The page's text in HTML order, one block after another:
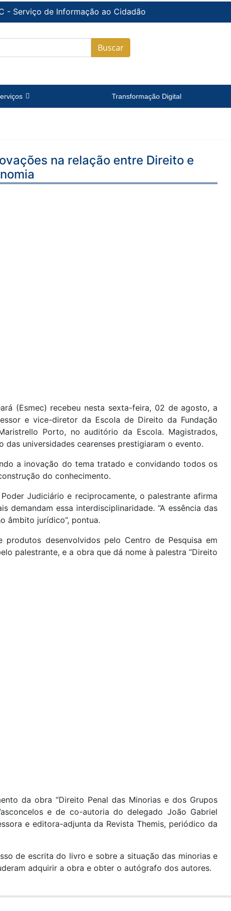
- Serviço de Informação ao Cidadão
Buscar
Transformação Digital
na relação entre Direito e
(Esmec) recebeu nesta sexta-feira, 02 de agosto, a
e vice-diretor da Escola de Direito da Fundação
Porto, no auditório da Escola. Magistrados,
universidades cearenses prestigiaram o evento.
a inovação do tema tratado e convidando todos os
do conhecimento.
Judiciário e reciprocamente, o palestrante afirma
demandam essa interdisciplinaridade. “A essência das
âmbito jurídico”, pontua.
desenvolvidos pelo Centro de Pesquisa em
palestrante, e a obra que dá nome à palestra “Direito
da obra “Direito Penal das Minorias e dos Grupos
e de co-autoria do delegado João Gabriel
e editora-adjunta da Revista Themis, periódico da
de escrita do livro e sobre a situação das minorias e
adquirir a obra e obter o autógrafo dos autores.